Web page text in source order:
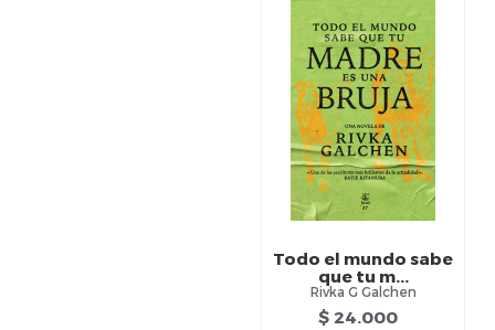
Todo el mundo sabe
que tu m...
Rivka G Galchen
$ 24.000